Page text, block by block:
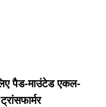
पैड-माउंटेड एकल-